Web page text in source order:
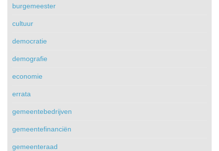
burgemeester
cultuur
democratie
demografie
economie
errata
gemeentebedrijven
gemeentefinanciën
gemeenteraad